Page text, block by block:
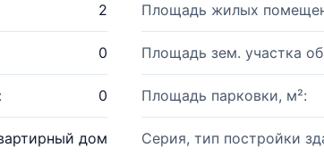
2 Площадь жилых
0 Площадь зем. участка
0 Площадь парковки, м²:
дом Серия, тип постройки